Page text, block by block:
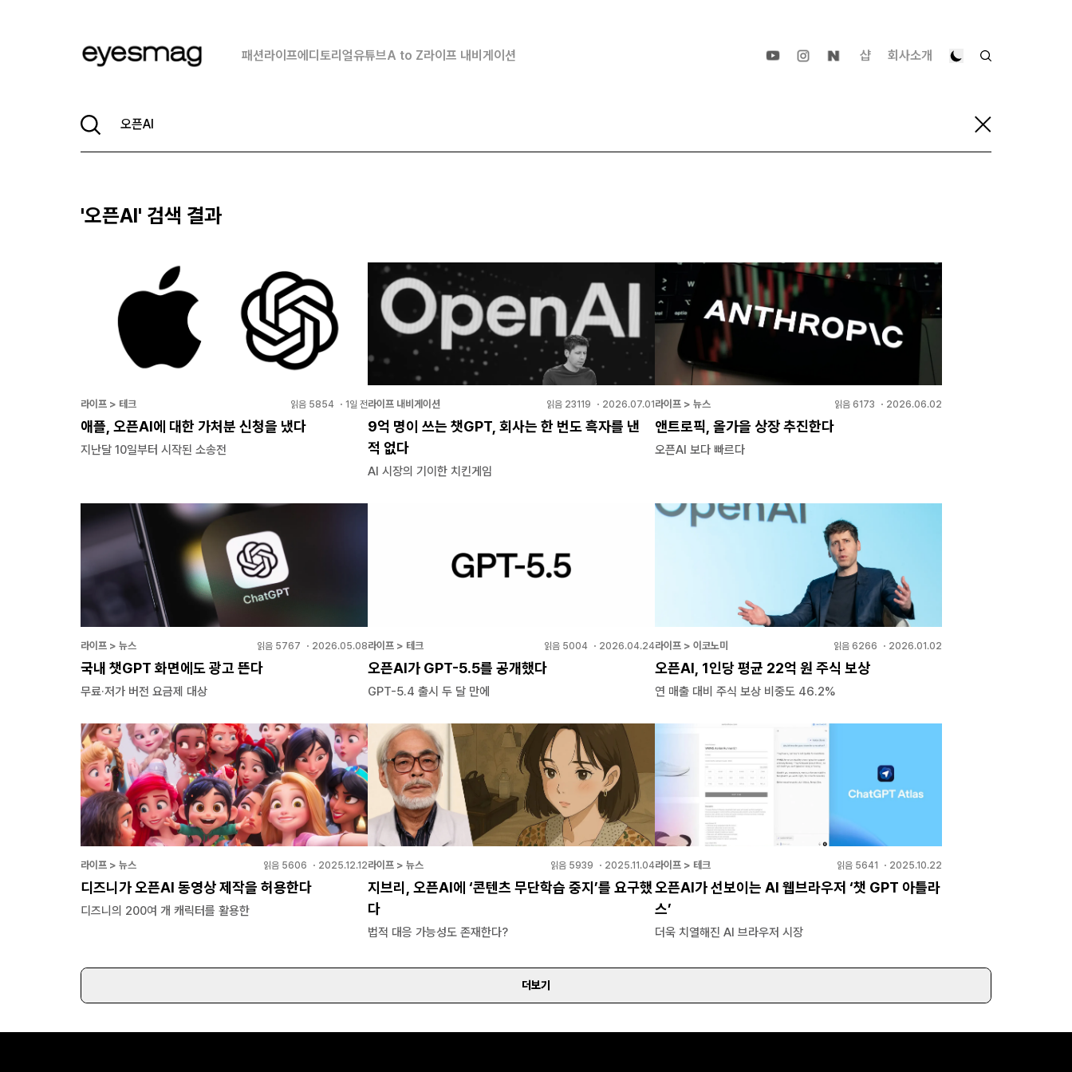
패션라이프에디토리얼유튜브A to Z라이프 내비게이션 샵 회사소개
'오픈AI' 검색 결과
라이프 > 테크 읽음 5854・ 1일 전
애플, 오픈AI에 대한 가처분 신청을 냈다
지난달 10일부터 시작된 소송전
라이프 내비게이션 읽음 23119 ・ 2026.07.01
9억 명이 쓰는 챗GPT, 회사는 한 번도 흑자를 낸
적 없다
AI 시장의 기이한 치킨게임
라이프 > 뉴스 읽음 6173 ・ 2026.06.02
앤트로픽, 올가을 상장 추진한다
오픈AI 보다 빠르다
라이프 > 뉴스 읽음 5767 ・ 2026.05.08
국내 챗GPT 화면에도 광고 뜬다
무료·저가 버전 요금제 대상
라이프 > 테크 읽음 5004・ 2026.04.24
오픈AI가 GPT-5.5를 공개했다
GPT-5.4 출시 두 달 만에
라이프 > 이코노미 읽음 6266 ・ 2026.01.02
오픈AI, 1인당 평균 22억 원 주식 보상
연 매출 대비 주식 보상 비중도 46.2%
라이프 > 뉴스 읽음 5606 ・ 2025.12.12
디즈니가 오픈AI 동영상 제작을 허용한다
디즈니의 200여 개 캐릭터를 활용한
라이프 > 뉴스 읽음 5939 ・ 2025.11.04
지브리, 오픈AI에 ‘콘텐츠 무단학습 중지’를 요구했
다
법적 대응 가능성도 존재한다?
라이프 > 테크 읽음 5641 ・ 2025.10.22
오픈AI가 선보이는 AI 웹브라우저 ‘챗 GPT 아틀라
스’
더욱 치열해진 AI 브라우저 시장
더보기